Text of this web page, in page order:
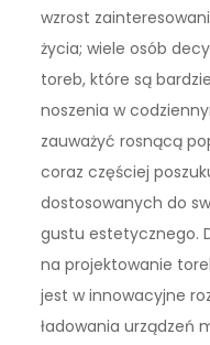
wzrost
życia; wiele osób
toreb, które są
noszenia w
zauważyć rosnącą
coraz częściej
dostosowanych do
gustu estetycznego.
na projektowanie
jest w innowacyjne
ładowania urządzeń